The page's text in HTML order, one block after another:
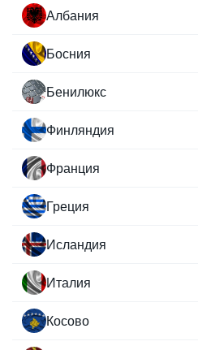
Албания
Босния
Бенилюкс
Финляндия
Франция
Греция
Исландия
Италия
Косово